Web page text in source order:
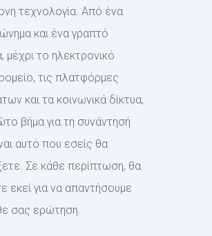
τεχνολογία. Από ένα
και ένα γραπτό
μέχρι το ηλεκτρονικό
τις πλατφόρμες
και τα κοινωνικά δίκτυα,
βήμα για τη συνάντησή
αυτό που εσείς θα
Σε κάθε περίπτωση, θα
εκεί για να απαντήσουμε
σας ερώτηση.